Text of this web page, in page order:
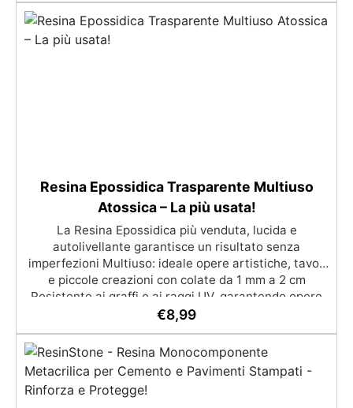
professionali: Sistema autolivellante, resistente ai
raggi UV, duraturo e con finitura lucida o satinata. ✅
Personalizzabile: Disponibile in kit per metrature da
Resina Epossidica Trasparente Multiuso
Atossica – La più usata!
La Resina Epossidica più venduta, lucida e
autolivellante garantisce un risultato senza
imperfezioni Multiuso: ideale opere artistiche, tavoli
e piccole creazioni con colate da 1 mm a 2 cm
Resistente ai graffi e ai raggi UV, garantendo opere
durature, vibranti e senza ingiallimenti nel tempo
impeccabili, perfetti per colate di stampi e
inglobamenti Certificata Atossica post catalisi per
contatto con la pelle, BPA free e VoC Free
€8,99